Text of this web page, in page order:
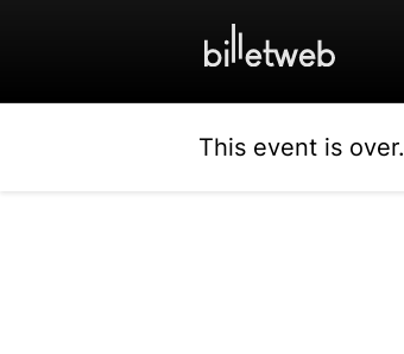
This event is over.